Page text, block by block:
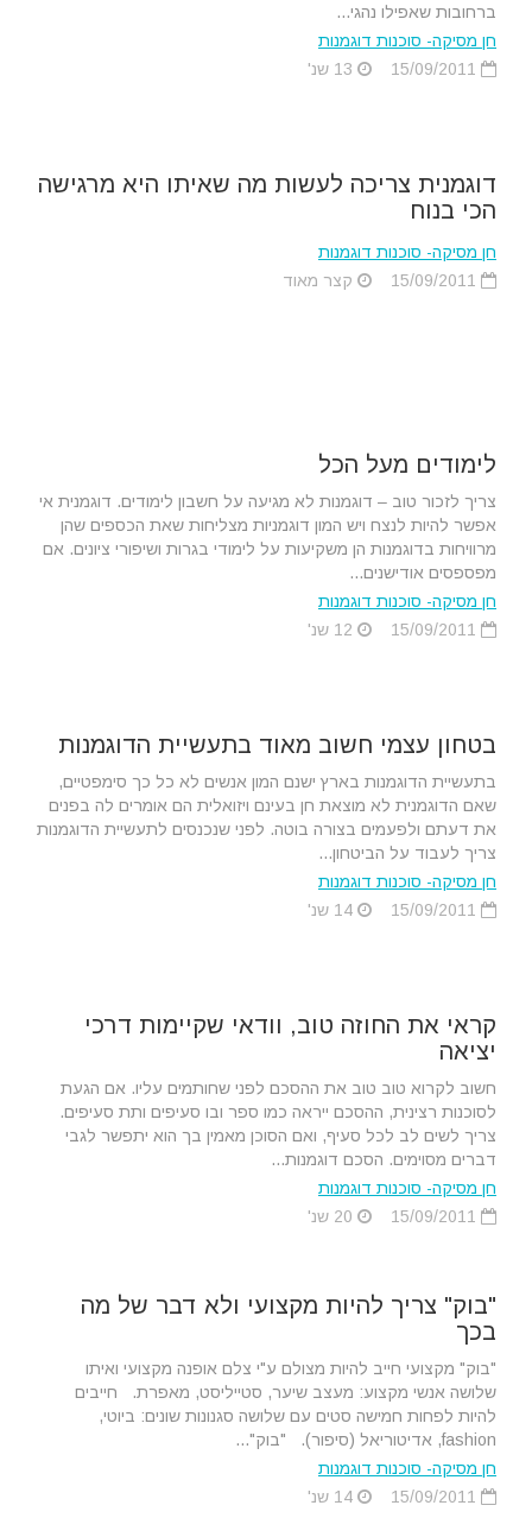
ברחובות שאפילו נהגי...
חן מסיקה- סוכנות דוגמנות
דוגמנית צריכה לעשות מה שאיתו היא מרגישה
הכי בנוח
חן מסיקה- סוכנות דוגמנות
קצר מאוד
לימודים מעל הכל
צריך לזכור טוב – דוגמנות לא מגיעה על חשבון לימודים. דוגמנית אי
אפשר להיות לנצח ויש המון דוגמניות מצליחות שאת הכספים שהן
מרוויחות בדוגמנות הן משקיעות על לימודי בגרות ושיפורי ציונים. אם
מפספסים אודישנים...
חן מסיקה- סוכנות דוגמנות
בטחון עצמי חשוב מאוד בתעשיית הדוגמנות
בתעשיית הדוגמנות בארץ ישנם המון אנשים לא כל כך סימפטיים,
שאם הדוגמנית לא מוצאת חן בעינם ויזואלית הם אומרים לה בפנים
את דעתם ולפעמים בצורה בוטה. לפני שנכנסים לתעשיית הדוגמנות
צריך לעבוד על הביטחון...
חן מסיקה- סוכנות דוגמנות
קראי את החוזה טוב, וודאי שקיימות דרכי
יציאה
חשוב לקרוא טוב טוב את ההסכם לפני שחותמים עליו. אם הגעת
לסוכנות רצינית, ההסכם ייראה כמו ספר ובו סעיפים ותת סעיפים.
צריך לשים לב לכל סעיף, ואם הסוכן מאמין בך הוא יתפשר לגבי
דברים מסוימים. הסכם דוגמנות...
חן מסיקה- סוכנות דוגמנות
"בוק" צריך להיות מקצועי ולא דבר של מה
בכך
"בוק" מקצועי חייב להיות מצולם ע"י צלם אופנה מקצועי ואיתו
שלושה אנשי מקצוע: מעצב שיער, סטייליסט, מאפרת. חייבים
להיות לפחות חמישה סטים עם שלושה סגנונות שונים: ביוטי,
fashion, אדיטוריאל (סיפור). "בוק"...
חן מסיקה- סוכנות דוגמנות